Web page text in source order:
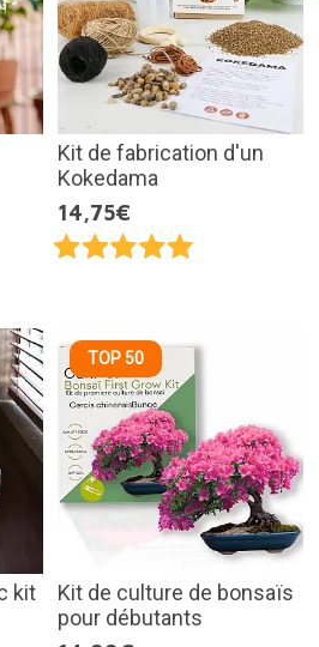
Kit de fabrication d'un
Kokedama
14,75€
kit
TOP 50
Kit de culture de bonsaïs
pour débutants